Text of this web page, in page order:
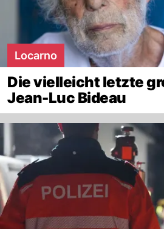
Locarno
Die vielleicht letzte
Jean-Luc Bideau